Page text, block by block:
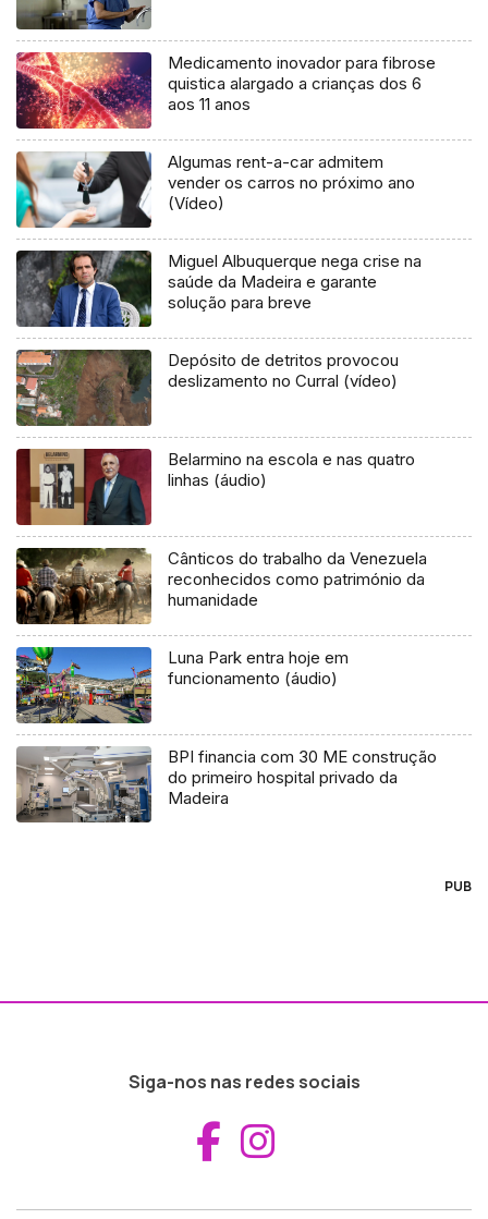
Medicamento inovador para fibrose
quistica alargado a crianças dos 6
aos 11 anos
Algumas rent-a-car admitem
vender os carros no próximo ano
(Vídeo)
Miguel Albuquerque nega crise na
saúde da Madeira e garante
solução para breve
Depósito de detritos provocou
deslizamento no Curral (vídeo)
Belarmino na escola e nas quatro
linhas (áudio)
Cânticos do trabalho da Venezuela
reconhecidos como património da
humanidade
Luna Park entra hoje em
funcionamento (áudio)
BPI financia com 30 ME construção
do primeiro hospital privado da
Madeira
PUB
Siga-nos nas redes sociais
Aceder ao